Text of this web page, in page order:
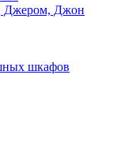
Джером, Джон
шкафов